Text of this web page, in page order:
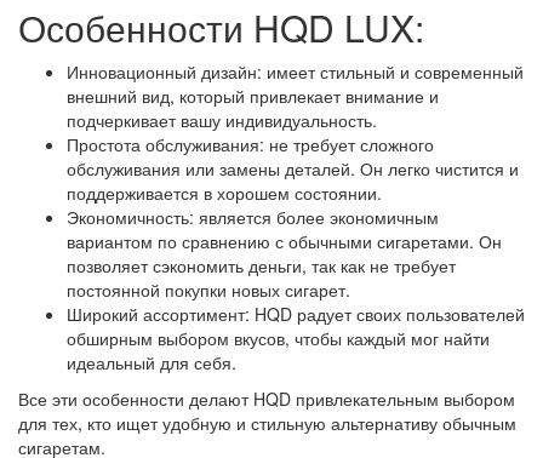
Особенности HQD LUX:
Инновационный дизайн: имеет стильный и современный
внешний вид, который привлекает внимание и
подчеркивает вашу индивидуальность.
Простота обслуживания: не требует сложного
обслуживания или замены деталей. Он легко чистится и
поддерживается в хорошем состоянии.
Экономичность: является более экономичным
вариантом по сравнению с обычными сигаретами. Он
позволяет сэкономить деньги, так как не требует
постоянной покупки новых сигарет.
Широкий ассортимент: HQD радует своих пользователей
обширным выбором вкусов, чтобы каждый мог найти
идеальный для себя.
Все эти особенности делают HQD привлекательным выбором
для тех, кто ищет удобную и стильную альтернативу обычным
сигаретам.